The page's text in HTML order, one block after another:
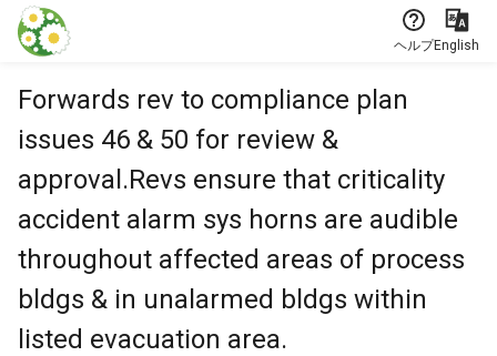
本文に飛ぶ
ヘルプEnglish
Forwards rev to compliance plan
issues 46 & 50 for review &
approval.Revs ensure that criticality
accident alarm sys horns are audible
throughout affected areas of process
bldgs & in unalarmed bldgs within
listed evacuation area.